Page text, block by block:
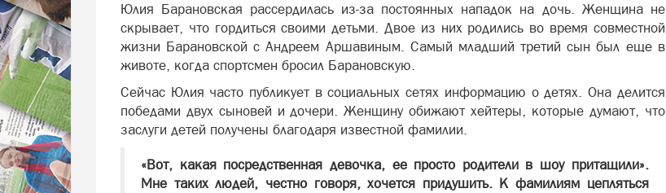
Юлия Барановская рассердилась из-за постоянных нападок на дочь. Женщина не
скрывает, что гордиться своими детьми. Двое из них родились во время совместной
жизни Барановской с Андреем Аршавиным. Самый младший третий сын был еще в
животе, когда спортсмен бросил Барановскую.
Сейчас Юлия часто публикует в социальных сетях информацию о детях. Она делится
победами двух сыновей и дочери. Женщину обижаютхейтеры, которые думают, что
заслуги детей получены благодаря известной фамилии.
«Вот, какая посредственная девочка, ее просто родители в шоу притащили».
Мне таких людей, честно говоря, хочется придушить. К фамилиям цепляться